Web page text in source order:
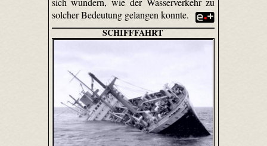
solcher Bedeutung gelangen konnte.
SCHIFFFAHRT